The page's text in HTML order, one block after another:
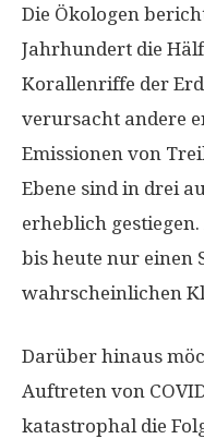
Die Ökologen
Jahrhundert die
Korallenriffe der
verursacht andere
Emissionen von
Ebene sind in drei
erheblich
bis heute nur einen
wahrscheinlichen
Darüber hinaus
Auftreten von
katastrophal die